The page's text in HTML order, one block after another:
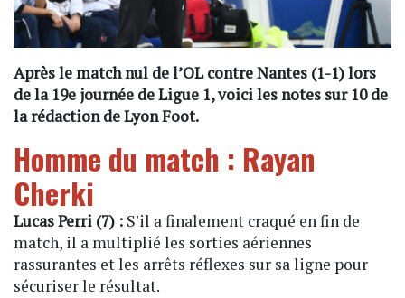
Après le match nul de l’OL contre Nantes (1-1) lors
de la 19e journée de Ligue 1, voici les notes sur 10 de
la rédaction de Lyon Foot.
Homme du match : Rayan
Cherki
Lucas Perri (7) : S'il a finalement craqué en fin de
match, il a multiplié les sorties aériennes
rassurantes et les arrêts réflexes sur sa ligne pour
sécuriser le résultat.